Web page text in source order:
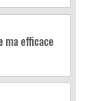
efficace